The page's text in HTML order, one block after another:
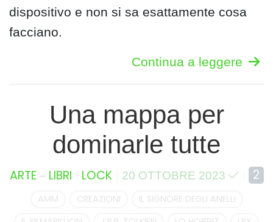
dispositivo e non si sa esattamente cosa
facciano.
Continua a leggere
Una mappa per
dominarle tutte
ARTE– LIBRI LOCK 20 OTTOBRE 2023 2
AMM CREAZIONI
IL SIGNORE DEGLI ANELLI